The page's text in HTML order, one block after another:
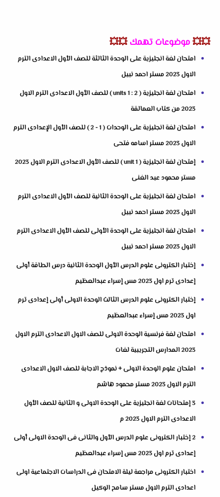
💥💥موضوعات تهمك 💥💥
امتحان لغة انجليزية على الوحدة الثالثة للصف الأول الاعدادى الترم
الاول 2023 مستر احمد نبيل
امتحان لغة انجليزية ( units 1 : 2 ) للصف الأول الاعدادى الترم الاول
2023 من كتاب العمالقة
امتحان لغة انجليزية على الوحدات ( 1 - 2 ) للصف الأول الإعدادى الترم
الاول 2023 مستر اسامه فتحى
إمتحان لغة انجليزية ( unit 1 ) للصف الأول الاعدادى الترم الاول 2023
مستر محمود عبد الغنى
امتحان لغة انجليزية على الوحدة الثانية للصف الأول الاعدادى الترم
الاول 2023 مستر احمد نبيل
امتحان لغة انجليزية على الوحدة الأولى للصف الأول الاعدادى الترم
الاول 2023 مستر احمد نبيل
إختبار الكترونى علوم الدرس الأول الوحدة الثانية درس الطاقة أولى
إعدادى ترم اول 2023 مس إسراء عبدالعظيم
إختبار الكترونى علوم الدرس الثالث الوحدة الاولى أولى إعدادى ترم
اول 2023 مس إسراء عبدالعظيم
امتحان لغة فرنسية الوحدة الاولى للصف الاول الاعدادى الترم الاول
2023 المدارس التجريبية لغات
امتحان علوم الوحدة الاولى + نموذج الاجابة للصف الاول الاعدادى
الترم الاول 2023 مستر محمود هاشم
3 إمتحانات لغة انجليزية على الوحدة الاولى و الثانية للصف الأول
الاعدادى الترم الاول 2023 م
2 إختبار الكترونى علوم الدرس الأول والثانى فى الوحدة الاولى أولى
إعدادى ترم اول 2023 مس إسراء عبدالعظيم
اختبار الكترونى مراجعة ليلة الامتحان فى الدراسات الاجتماعية اولى
اعدادى الترم الاول مستر سامح الوكيل